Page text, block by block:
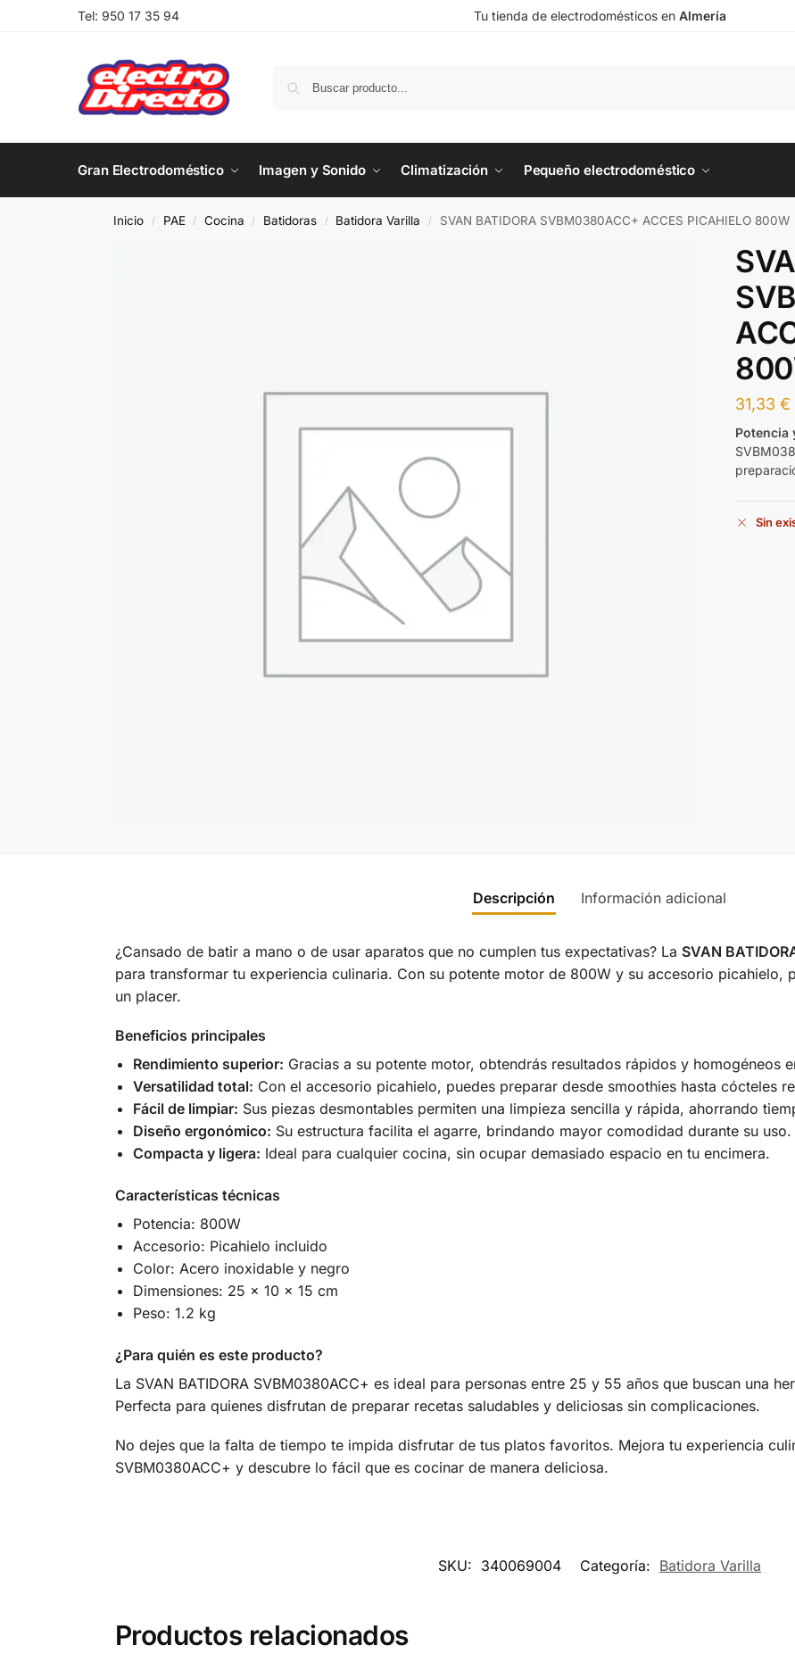
Tel: 950 17 35 94 Tu tienda de electrodomésticos en Almería
Gran Electrodoméstico Imagen y Sonido Climatización Pequeño electrodoméstico
Inicio / PAE / Cocina / Batidoras / Batidora Varilla / SVAN BATIDORA SVBM0380ACC+ ACCES PICAHIELO 800W
31,33€
Potencia
Sin
Descripción Información adicional
¿Cansado de batir a mano o de usar aparatos que no cumplen tus expectativas? La SVAN
para transformar tu experiencia culinaria. Con su potente motor de 800W y su accesorio picahielo,
un placer.
Beneficios principales
Rendimiento superior: Gracias a su potente motor, obtendrás resultados rápidos y homogéneos
Versatilidad total: Con el accesorio picahielo, puedes preparar desde smoothies hasta cócteles
Fácil de limpiar: Sus piezas desmontables permiten una limpieza sencilla y rápida, ahorrando
Diseño ergonómico: Su estructura facilita el agarre, brindando mayor comodidad durante su uso.
Compacta y ligera: Ideal para cualquier cocina, sin ocupar demasiado espacio en tu encimera.
Características técnicas
Potencia: 800W
Accesorio: Picahielo incluido
Color: Acero inoxidable y negro
Dimensiones: 25 x 10 x 15 cm
Peso: 1.2 kg
¿Para quién es este producto?
La SVAN BATIDORA SVBM0380ACC+ es ideal para personas entre 25 y 55 años que buscan una
Perfecta para quienes disfrutan de preparar recetas saludables y deliciosas sin complicaciones.
No dejes que la falta de tiempo te impida disfrutar de tus platos favoritos. Mejora tu experiencia
SVBM0380ACC+ y descubre lo fácil que es cocinar de manera deliciosa.
SKU: 340069004 Categoría: Batidora Varilla
Productos relacionados